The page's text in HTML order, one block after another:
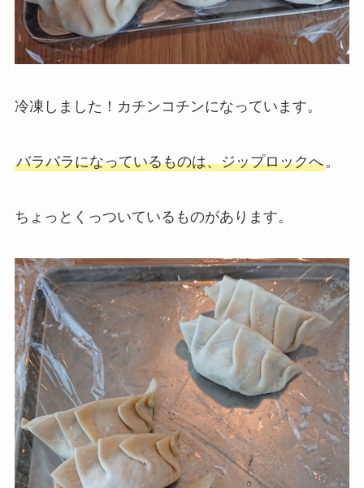
冷凍しました！カチンコチンになっています。
バラバラになっているものは、ジップロックへ。
ちょっとくっついているものがあります。